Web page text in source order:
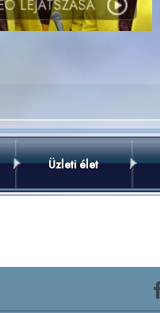
LEJÁTSZÁSA
Üzleti élet